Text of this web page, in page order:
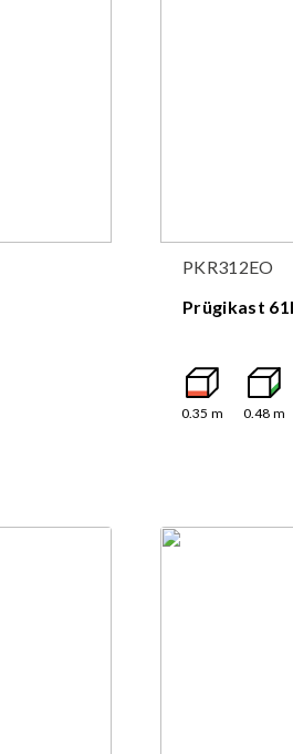
PKR312EO
Prügikast
0.35 m 0.48 m